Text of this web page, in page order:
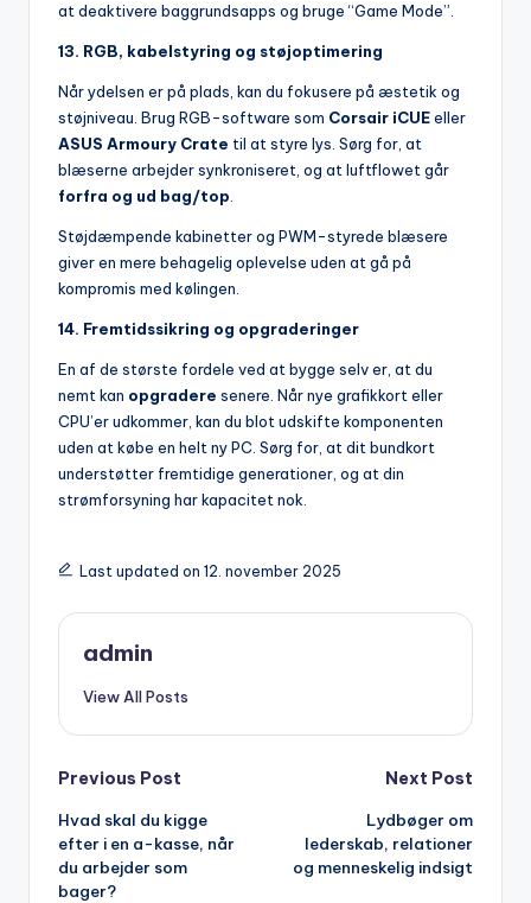
at deaktivere baggrundsapps og bruge “Game Mode”.
13. RGB, kabelstyring og støjoptimering
Når ydelsen er på plads, kan du fokusere på æstetik og
støjniveau. Brug RGB-software som Corsair iCUEeller
ASUS Armoury Crate til at styre lys. Sørg for, at
blæserne arbejder synkroniseret, og at luftflowet går
forfra og ud bag/top.
Støjdæmpende kabinetter og PWM-styrede blæsere
giver en mere behagelig oplevelse uden at gå på
kompromis med kølingen.
14. Fremtidssikring og opgraderinger
En af de største fordele ved at bygge selv er, at du
nemt kan opgradere senere. Når nye grafikkort eller
CPU’er udkommer, kan du blot udskifte komponenten
uden at købe en helt ny PC. Sørg for, at dit bundkort
understøtter fremtidige generationer, og at din
strømforsyning har kapacitet nok.
Last updated on 12. november 2025
admin
View All Posts
Post
navigation
Previous Post
Hvad skal du kigge
efter i en a-kasse, når
du arbejder som
bager?
Next Post
Lydbøger om
lederskab, relationer
og menneskelig indsigt